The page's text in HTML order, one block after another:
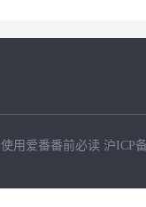
使用爱番番前必读 沪ICP